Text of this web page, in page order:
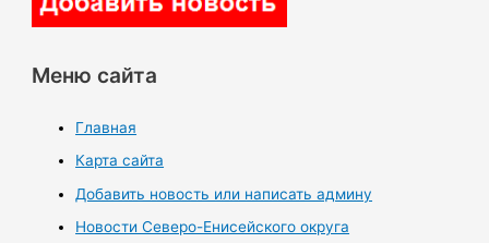
Меню сайта
Главная
Карта сайта
Добавить новость или написать админу
Новости Северо-Енисейского округа